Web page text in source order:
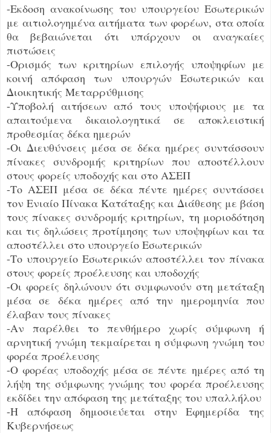
-Εκδοση ανακοίνωσης του υπουργείου Εσωτερικών
με αιτιολογημένα αιτήματα των φορέων, στα οποία
θα βεβαιώνεται ότι υπάρχουν οι αναγκαίες
πιστώσεις
-Ορισμός των κριτηρίων επιλογής υποψηφίων με
κοινή απόφαση των υπουργών Εσωτερικών και
Διοικητικής Μεταρρύθμισης
-Υποβολή αιτήσεων από τους υποψήφιους με τα
απαιτούμενα δικαιολογητικά σε αποκλειστική
προθεσμίας δέκα ημερών
-Οι Διευθύνσεις μέσα σε δέκα ημέρες συντάσσουν
πίνακες συνδρομής κριτηρίων που αποστέλλουν
στους φορείς υποδοχής και στο ΑΣΕΠ
-Το ΑΣΕΠ μέσα σε δέκα πέντε ημέρες συντάσσει
τον Ενιαίο Πίνακα Κατάταξης και Διάθεσης με βάση
τους πίνακες συνδρομής κριτηρίων, τη μοριοδότηση
και τις δηλώσεις προτίμησης των υποψηφίων και τα
αποστέλλει στο υπουργείο Εσωτερικών
-Το υπουργείο Εσωτερικών αποστέλλει τον πίνακα
στους φορείς προέλευσης και υποδοχής
-Οι φορείς δηλώνουν ότι συμφωνούν στη μετάταξη
μέσα σε δέκα ημέρες από την ημερομηνία που
έλαβαν τους πίνακες
-Αν παρέλθει το πενθήμερο χωρίς σύμφωνη ή
αρνητική γνώμη τεκμαίρεται η σύμφωνη γνώμη του
φορέα προέλευσης
-Ο φορέας υποδοχής μέσα σε πέντε ημέρες από τη
λήψη της σύμφωνης γνώμης του φορέα προέλευσης
εκδίδει την απόφαση της μετάταξης του υπαλλήλου
-Η απόφαση δημοσιεύεται στην Εφημερίδα της
Κυβερνήσεως